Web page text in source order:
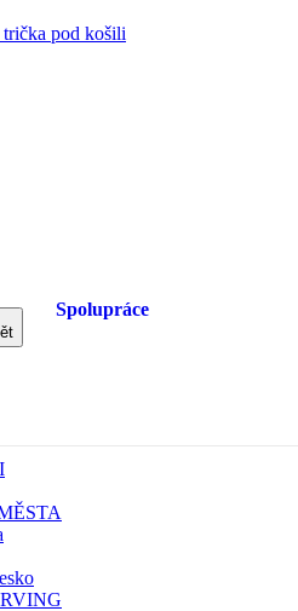
pod košili
Spolupráce